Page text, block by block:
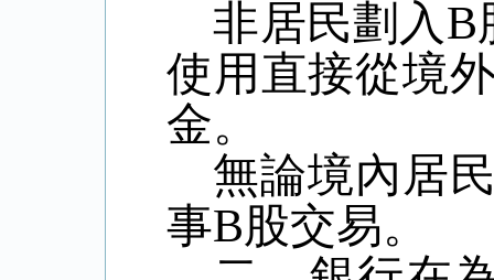
非居民劃入B
使用直接從境
金。
無論境內居
事B股交易。